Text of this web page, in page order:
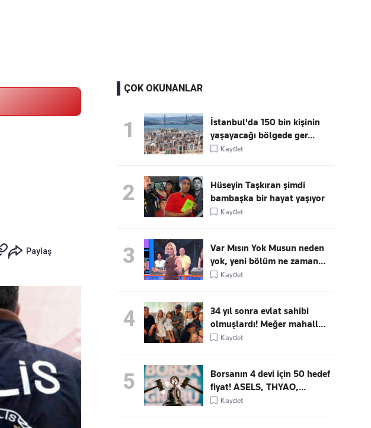
Paylaş
ÇOK OKUNANLAR
1
İstanbul'da 150 bin kişinin
yaşayacağı bölgede ger...
Kaydet
2
Hüseyin Taşkıran şimdi
bambaşka bir hayat yaşıyor
Kaydet
3
Var Mısın Yok Musun neden
yok, yeni bölüm ne zaman...
Kaydet
4
34 yıl sonra evlat sahibi
olmuşlardı! Meğer mahall...
Kaydet
5
Borsanın 4 devi için 50 hedef
fiyat! ASELS, THYAO,...
Kaydet